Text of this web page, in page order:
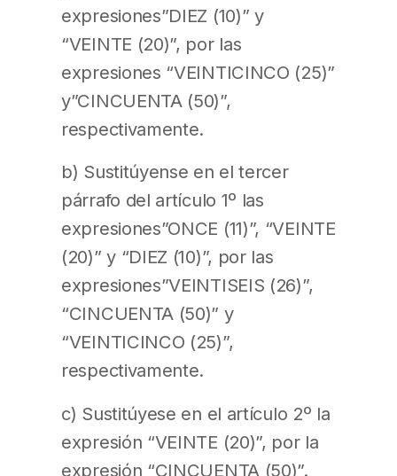
expresiones”DIEZ (10)” y
“VEINTE (20)”, por las
expresiones “VEINTICINCO (25)”
y”CINCUENTA (50)”,
respectivamente.
b) Sustitúyense en el tercer
párrafo del artículo 1º las
expresiones”ONCE (11)”, “VEINTE
(20)” y “DIEZ (10)”, por las
expresiones”VEINTISEIS (26)”,
“CINCUENTA (50)” y
“VEINTICINCO (25)”,
respectivamente.
c) Sustitúyese en el artículo 2º la
expresión “VEINTE (20)”, por la
expresión “CINCUENTA (50)”.